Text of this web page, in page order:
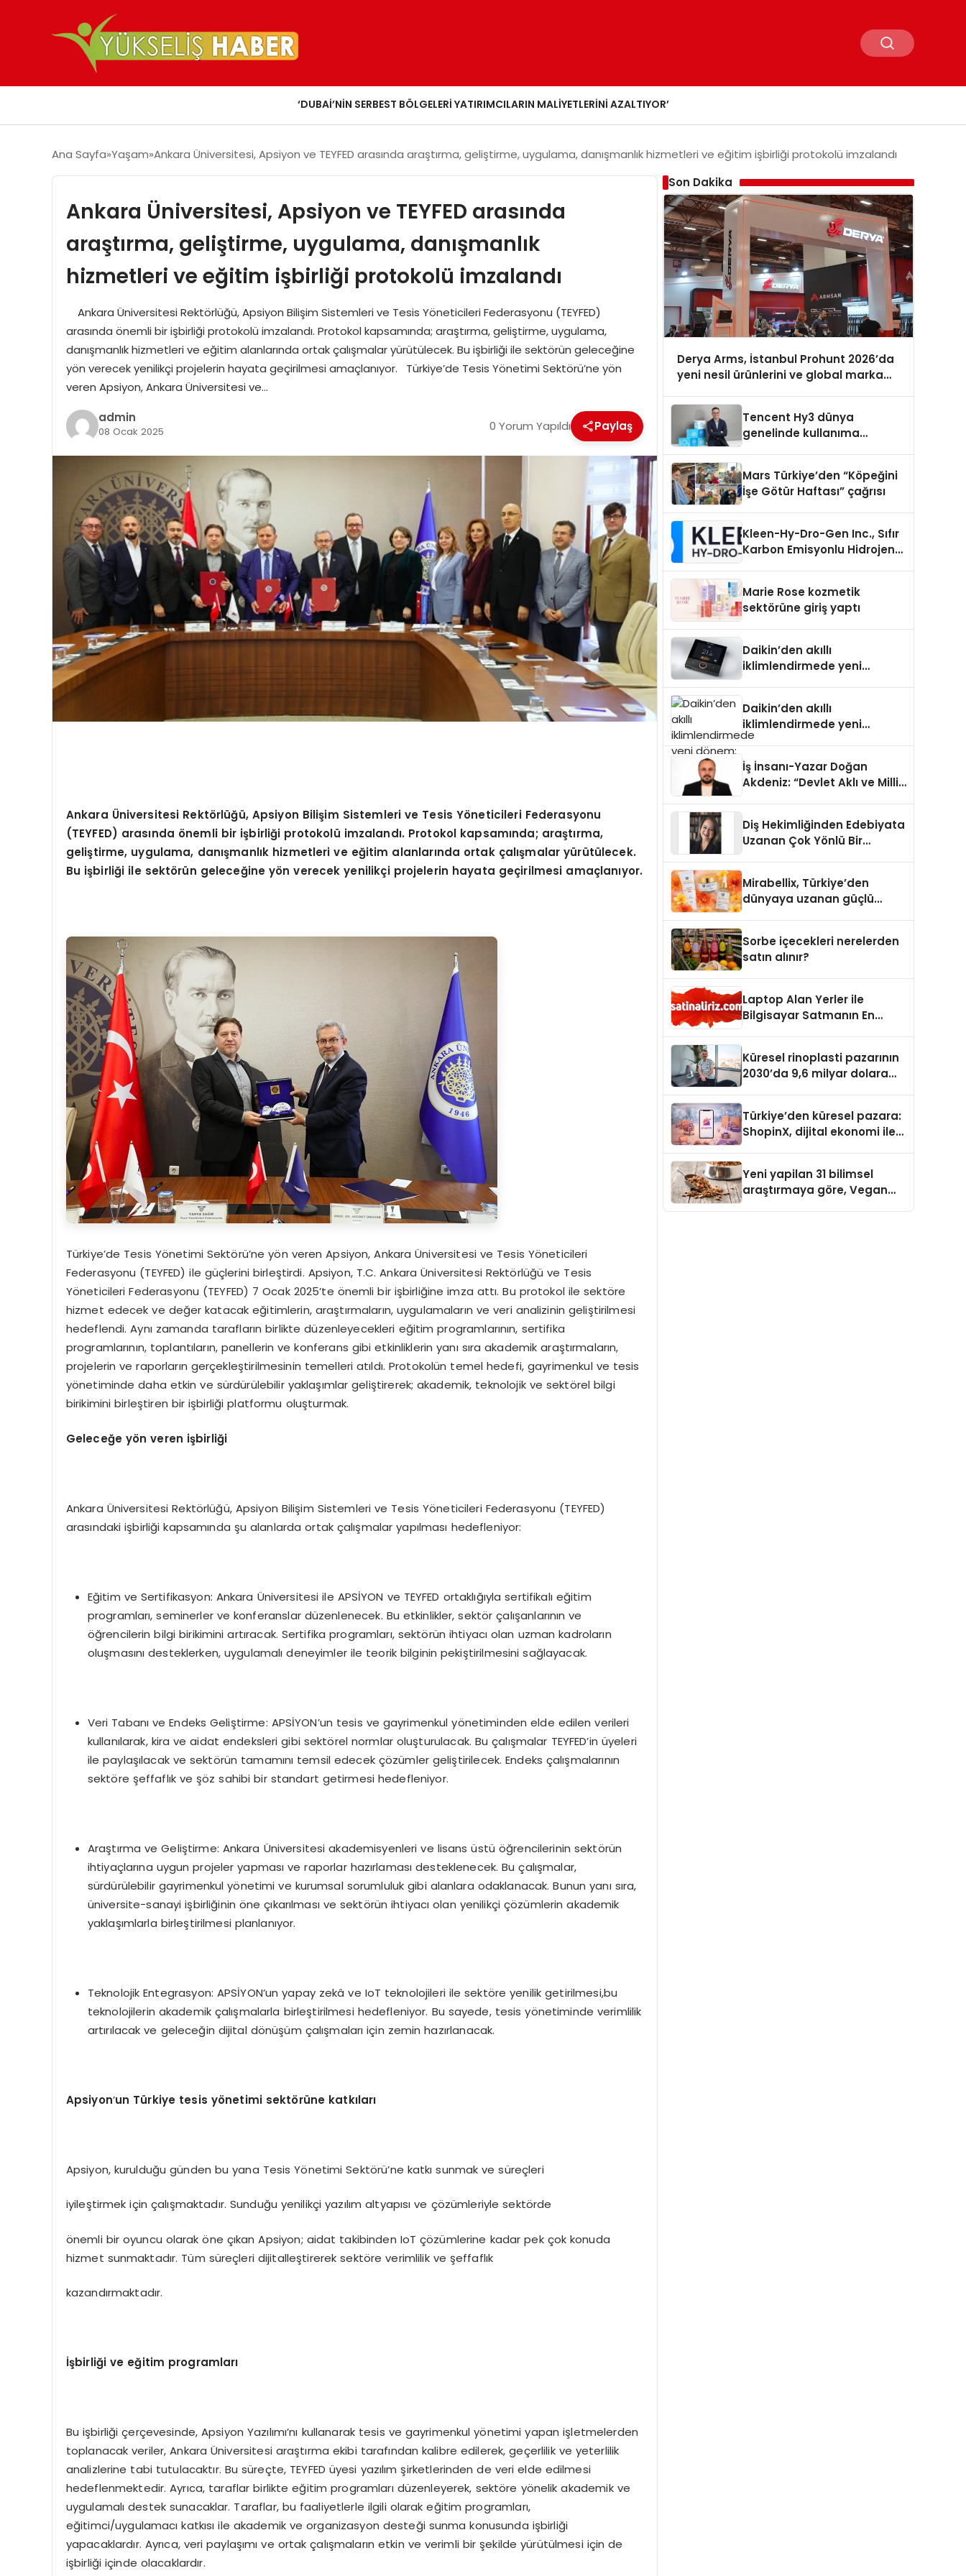
‘DUBAI’NIN SERBEST BÖLGELERI YATIRIMCILARIN MALIYETLERINI AZALTIYOR’
Ana Sayfa Yaşam Ankara Üniversitesi, Apsiyon ve TEYFED arasında araştırma, geliştirme, uygulama, danışmanlık hizmetleri ve eğitim işbirliği protokolü imzalandı
Ankara Üniversitesi, Apsiyon ve TEYFED arasında
araştırma, geliştirme, uygulama, danışmanlık
hizmetleri ve eğitim işbirliği protokolü imzalandı
Ankara Üniversitesi Rektörlüğü, Apsiyon Bilişim Sistemleri ve Tesis Yöneticileri Federasyonu (TEYFED)
arasında önemli bir işbirliği protokolü imzalandı. Protokol kapsamında; araştırma, geliştirme, uygulama,
danışmanlık hizmetleri ve eğitim alanlarında ortak çalışmalar yürütülecek. Bu işbirliği ile sektörün geleceğine
yön verecek yenilikçi projelerin hayata geçirilmesi amaçlanıyor. Türkiye’de Tesis Yönetimi Sektörü’ne yön
veren Apsiyon, Ankara Üniversitesi ve…
admin
08 Ocak 2025 0 Yorum Yapıldı Paylaş
Ankara Üniversitesi Rektörlüğü, Apsiyon Bilişim Sistemleri ve Tesis Yöneticileri Federasyonu
(TEYFED) arasında önemli bir işbirliği protokolü imzalandı. Protokol kapsamında; araştırma,
geliştirme, uygulama, danışmanlık hizmetleri ve eğitim alanlarında ortak çalışmalar yürütülecek.
Bu işbirliği ile sektörün geleceğine yön verecek yenilikçi projelerin hayata geçirilmesi amaçlanıyor.
Türkiye’de Tesis Yönetimi Sektörü’ne yön veren Apsiyon, Ankara Üniversitesi ve Tesis Yöneticileri
Federasyonu (TEYFED) ile güçlerini birleştirdi. Apsiyon, T.C. Ankara Üniversitesi Rektörlüğü ve Tesis
Yöneticileri Federasyonu (TEYFED) 7 Ocak 2025’te önemli bir işbirliğine imza attı. Bu protokol ile sektöre
hizmet edecek ve değer katacak eğitimlerin, araştırmaların, uygulamaların ve veri analizinin geliştirilmesi
hedeflendi. Aynı zamanda tarafların birlikte düzenleyecekleri eğitim programlarının, sertifika
programlarının, toplantıların, panellerin ve konferans gibi etkinliklerin yanı sıra akademik araştırmaların,
projelerin ve raporların gerçekleştirilmesinin temelleri atıldı. Protokolün temel hedefi, gayrimenkul ve tesis
yönetiminde daha etkin ve sürdürülebilir yaklaşımlar geliştirerek; akademik, teknolojik ve sektörel bilgi
birikimini birleştiren bir işbirliği platformu oluşturmak.
Geleceğe yön veren işbirliği
Ankara Üniversitesi Rektörlüğü, Apsiyon Bilişim Sistemleri ve Tesis Yöneticileri Federasyonu (TEYFED)
arasındaki işbirliği kapsamında şu alanlarda ortak çalışmalar yapılması hedefleniyor:
Eğitim ve Sertifikasyon: Ankara Üniversitesi ile APSİYON ve TEYFED ortaklığıyla sertifikalı eğitim
programları, seminerler ve konferanslar düzenlenecek. Bu etkinlikler, sektör çalışanlarının ve
öğrencilerin bilgi birikimini artıracak. Sertifika programları, sektörün ihtiyacı olan uzman kadroların
oluşmasını desteklerken, uygulamalı deneyimler ile teorik bilginin pekiştirilmesini sağlayacak.
Veri Tabanı ve Endeks Geliştirme: APSİYON’un tesis ve gayrimenkul yönetiminden elde edilen verileri
kullanılarak, kira ve aidat endeksleri gibi sektörel normlar oluşturulacak. Bu çalışmalar TEYFED’in üyeleri
ile paylaşılacak ve sektörün tamamını temsil edecek çözümler geliştirilecek. Endeks çalışmalarının
sektöre şeffaflık ve şöz sahibi bir standart getirmesi hedefleniyor.
Araştırma ve Geliştirme: Ankara Üniversitesi akademisyenleri ve lisans üstü öğrencilerinin sektörün
ihtiyaçlarına uygun projeler yapması ve raporlar hazırlaması desteklenecek. Bu çalışmalar,
sürdürülebilir gayrimenkul yönetimi ve kurumsal sorumluluk gibi alanlara odaklanacak. Bunun yanı sıra,
üniversite-sanayi işbirliğinin öne çıkarılması ve sektörün ihtiyacı olan yenilikçi çözümlerin akademik
yaklaşımlarla birleştirilmesi planlanıyor.
Teknolojik Entegrasyon: APSİYON’un yapay zekâ ve IoT teknolojileri ile sektöre yenilik getirilmesi,bu
teknolojilerin akademik çalışmalarla birleştirilmesi hedefleniyor. Bu sayede, tesis yönetiminde verimlilik
artırılacak ve geleceğin dijital dönüşüm çalışmaları için zemin hazırlanacak.
Apsiyon’un Türkiye tesis yönetimi sektörüne katkıları
Apsiyon, kurulduğu günden bu yana Tesis Yönetimi Sektörü’ne katkı sunmak ve süreçleri
iyileştirmek için çalışmaktadır. Sunduğu yenilikçi yazılım altyapısı ve çözümleriyle sektörde
önemli bir oyuncu olarak öne çıkan Apsiyon; aidat takibinden IoT çözümlerine kadar pek çok konuda
hizmet sunmaktadır. Tüm süreçleri dijitalleştirerek sektöre verimlilik ve şeffaflık
kazandırmaktadır.
İşbirliği ve eğitim programları
Bu işbirliği çerçevesinde, Apsiyon Yazılımı’nı kullanarak tesis ve gayrimenkul yönetimi yapan işletmelerden
toplanacak veriler, Ankara Üniversitesi araştırma ekibi tarafından kalibre edilerek, geçerlilik ve yeterlilik
analizlerine tabi tutulacaktır. Bu süreçte, TEYFED üyesi yazılım şirketlerinden de veri elde edilmesi
hedeflenmektedir. Ayrıca, taraflar birlikte eğitim programları düzenleyerek, sektöre yönelik akademik ve
uygulamalı destek sunacaklar. Taraflar, bu faaliyetlerle ilgili olarak eğitim programları,
eğitimci/uygulamacı katkısı ile akademik ve organizasyon desteği sunma konusunda işbirliği
yapacaklardır. Ayrıca, veri paylaşımı ve ortak çalışmaların etkin ve verimli bir şekilde yürütülmesi için de
işbirliği içinde olacaklardır.
Son Dakika
Derya Arms, İstanbul Prohunt 2026’da
yeni nesil ürünlerini ve global marka
Tencent Hy3 dünya
genelinde kullanıma
Mars Türkiye’den “Köpeğini
İşe Götür Haftası” çağrısı
Kleen-Hy-Dro-Gen Inc., Sıfır
Karbon Emisyonlu Hidrojen
Aldı
Marie Rose kozmetik
sektörüne giriş yaptı
Daikin’den akıllı
iklimlendirmede yeni
Daikin’den akıllı
iklimlendirmede yeni
dönem: Madoka Plus
İş İnsanı-Yazar Doğan
Akdeniz: “Devlet Aklı ve Milli
Diş Hekimliğinden Edebiyata
Uzanan Çok Yönlü Bir
Mirabellix, Türkiye’den
dünyaya uzanan güçlü
Sorbe içecekleri nerelerden
satın alınır?
Laptop Alan Yerler ile
Bilgisayar Satmanın En
Küresel rinoplasti pazarının
2030’da 9,6 milyar dolara
Türkiye’den küresel pazara:
ShopinX, dijital ekonomi ile
Yeni yapilan 31 bilimsel
araştırmaya göre, Vegan